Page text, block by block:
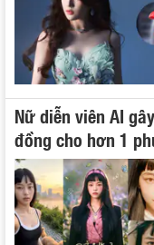
Nữ diễn viên AI
đồng cho hơn 1